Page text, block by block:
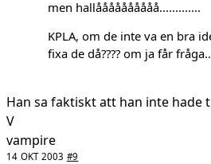
men hallåååååååååå.............
KPLA, om de inte va en bra
fixa de då???? om ja får
Han sa faktiskt att han inte hade
V
vampire
14 OKT 2003 #9